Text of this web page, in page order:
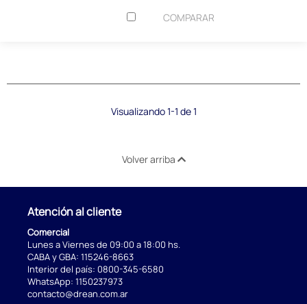
COMPARAR
Visualizando 1-1 de 1
Volver arriba
Atención al cliente
Comercial
Lunes a Viernes de 09:00 a 18:00 hs.
CABA y GBA: 115246-8663
Interior del país: 0800-345-6580
WhatsApp: 1150237973
contacto@drean.com.ar